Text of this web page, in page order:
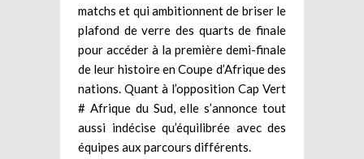
matchs et qui ambitionnent de briser le
plafond de verre des quarts de finale
pour accéder à la première demi-finale
de leur histoire en Coupe d’Afrique des
nations. Quant à l’opposition Cap Vert
# Afrique du Sud, elle s’annonce tout
aussi indécise qu’équilibrée avec des
équipes aux parcours différents.